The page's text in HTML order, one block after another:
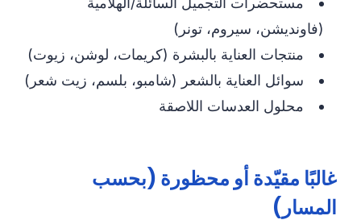
(فاونديشن، سيروم، تونر)
منتجات العناية بالبشرة (كريمات، لوشن، زيوت)
سوائل العناية بالشعر (شامبو، بلسم، زيت شعر)
محلول العدسات اللاصقة
غالبًا مقيّدة أو محظورة (بحسب
المسار)